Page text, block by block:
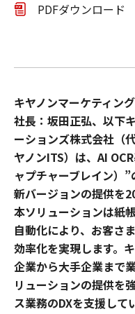
PDFダウンロード
キヤノンマーケティン
社長：坂田正弘、以下
ーションズ株式会社（
ヤノンITS）は、AI
ャプチャーブレイン）”
新バージョンの提供を
本ソリューションは紙
自動化により、お客さ
効率化を実現します。
企業から大手企業まで
リューションの提供を
ス業務のDXを支援して